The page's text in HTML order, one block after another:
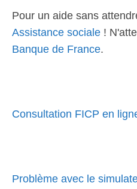
Pour un aide sans
Assistance sociale !
Banque de France.
Consultation FICP en
Problème avec le